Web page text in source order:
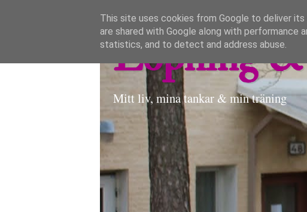
Löpning
Mitt liv, mina tankar & min träning
This site uses cookies from Google to deliver
are shared with Google along with performance
statistics, and to detect and address abuse.